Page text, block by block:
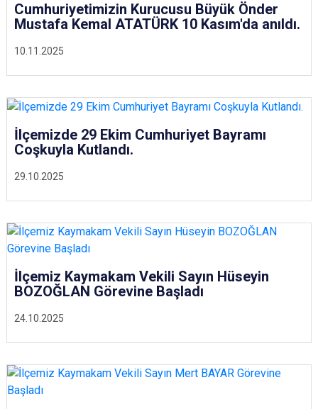
10.11.2025
Cumhuriyetimizin Kurucusu Büyük Önder
Mustafa Kemal ATATÜRK 10 Kasım'da anıldı.
29.10.2025
İlçemizde 29 Ekim Cumhuriyet Bayramı
Coşkuyla Kutlandı.
24.10.2025
İlçemiz Kaymakam Vekili Sayın Hüseyin
BOZOĞLAN Görevine Başladı